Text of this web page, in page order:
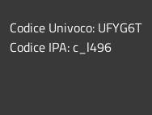
Codice Univoco: UFYG6T
Codice IPA: c_l496